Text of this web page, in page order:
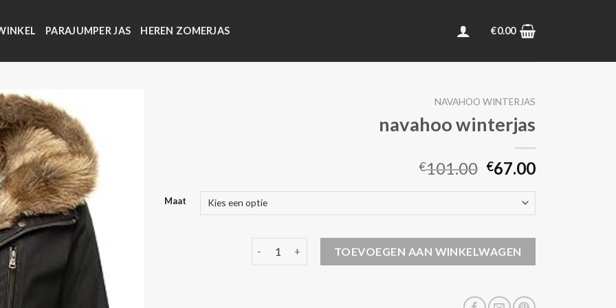
PARAJUMPER JAS HEREN ZOMERJAS €0.00
NAVAHOO WINTERJAS
navahoo winterjas
€101.00 €67.00
Maat
TOEVOEGEN AAN WINKELWAGEN